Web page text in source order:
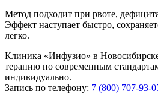
Метод подходит при рвоте,
Эффект наступает быстро,
легко.
Клиника «Инфузио» в
терапию по современным
индивидуально.
Запись по телефону: 7 (800) 707-93-